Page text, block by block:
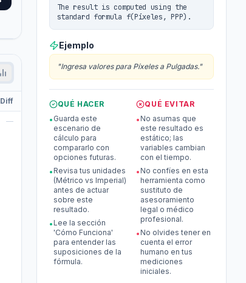
Diff
—
The result is computed using the
standard formula f(Píxeles, PPP).
Ejemplo
"Ingresa valores para Píxeles a Pulgadas."
QUÉ HACER
• Guarda este
escenario de
cálculo para
compararlo con
opciones futuras.
• Revisa tus unidades
(Métrico vs Imperial)
antes de actuar
sobre este
resultado.
• Lee la sección
'Cómo Funciona'
para entender las
suposiciones de la
fórmula.
QUÉ EVITAR
• No asumas que
este resultado es
estático; las
variables cambian
con el tiempo.
• No confíes en esta
herramienta como
sustituto de
asesoramiento
legal o médico
profesional.
• No olvides tener en
cuenta el error
humano en tus
mediciones
iniciales.